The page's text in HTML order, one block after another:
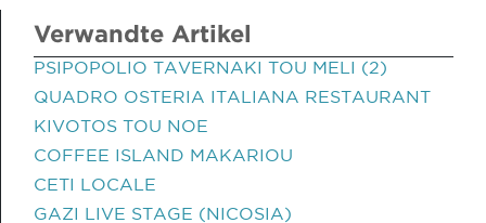
Verwandte Artikel
PSIPOPOLIO TAVERNAKI TOU MELI (2)
QUADRO OSTERIA ITALIANA RESTAURANT
KIVOTOS TOU NOE
COFFEE ISLAND MAKARIOU
CETI LOCALE
GAZI LIVE STAGE (NICOSIA)